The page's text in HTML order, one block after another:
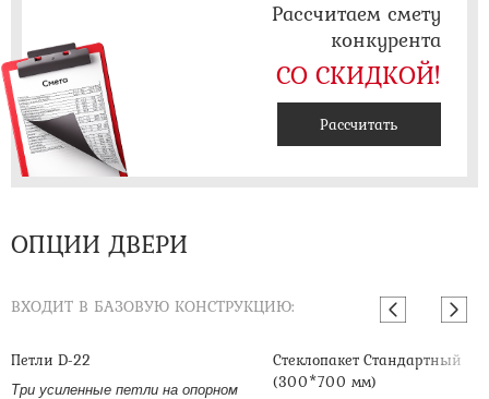
Рассчитаем смету
конкурента
СО СКИДКОЙ!
Рассчитать
ОПЦИИ ДВЕРИ
ВХОДИТ В БАЗОВУЮ КОНСТРУКЦИЮ:
Петли D-22
Три усиленные петли на опорном
Стеклопакет Стандартный
(300*700 мм)